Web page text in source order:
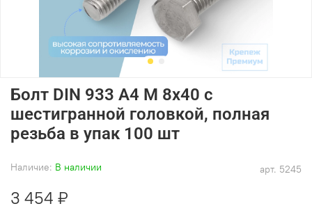
арт. 5245
Наличие: В наличии
Болт DIN 933 А4 M 8х40 с
шестигранной головкой, полная
резьба в упак 100 шт
3 454 ₽